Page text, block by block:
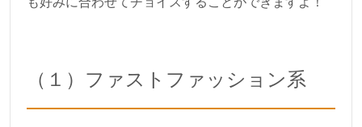
（１）ファストファッション系